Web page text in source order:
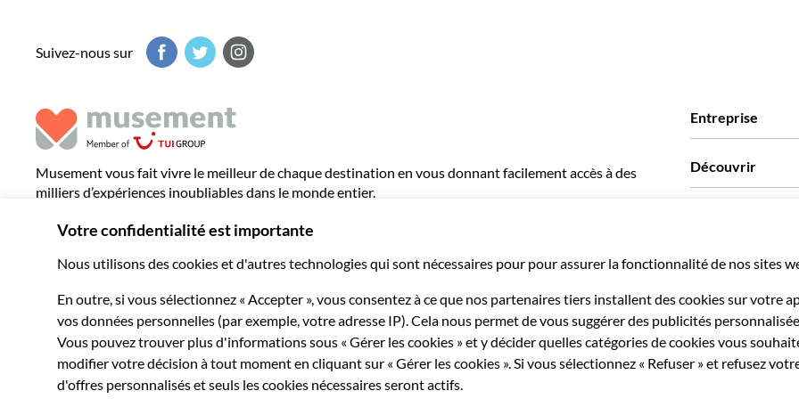
Suivez-nous sur
Musement vous fait vivre le meilleur de chaque destination en vous donnant facilement accès à des
milliers d’expériences inoubliables dans le monde entier.
Entreprise
Découvrir
Agent de Voyage
Agences de voyages
Devenir
Become a